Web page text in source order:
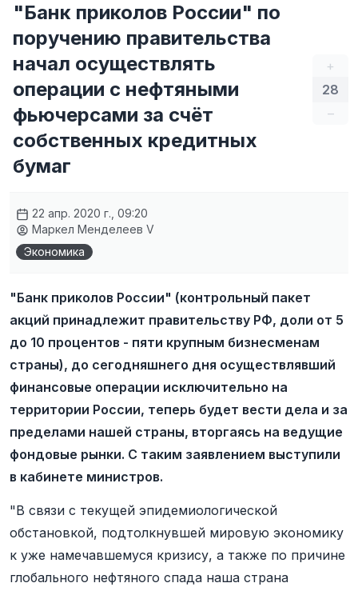
+
28
–
"Банк приколов России" по
поручению правительства
начал осуществлять
операции с нефтяными
фьючерсами за счёт
собственных кредитных
бумаг
22 апр. 2020 г., 09:20
Маркел Менделеев V
Экономика
"Банк приколов России" (контрольный пакет
акций принадлежит правительству РФ, доли от 5
до 10 процентов - пяти крупным бизнесменам
страны), до сегодняшнего дня осуществлявший
финансовые операции исключительно на
территории России, теперь будет вести дела и за
пределами нашей страны, вторгаясь на ведущие
фондовые рынки. С таким заявлением выступили
в кабинете министров.
"В связи с текущей эпидемиологической
обстановкой, подтолкнувшей мировую экономику
к уже намечавшемуся кризису, а также по причине
глобального нефтяного спада наша страна